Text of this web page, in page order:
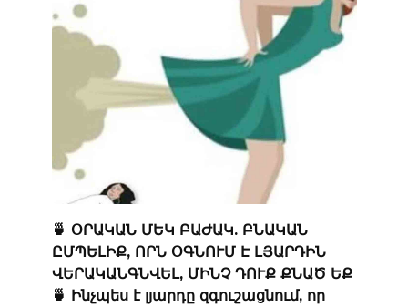
🍵 ՕՐԱԿԱՆ ՄԵԿ ԲԱԺԱԿ. ԲՆԱԿԱՆ
ԸՄՊԵԼԻՔ, ՈՐՆ ՕԳՆՈՒՄ Է ԼՅԱՐԴԻՆ
ՎԵՐԱԿԱՆԳՆՎԵԼ, ՄԻՆՉ ԴՈՒՔ ՔՆԱԾ ԵՔ
🍵 Ինչպես է լյարդը զգուշացնում, որ